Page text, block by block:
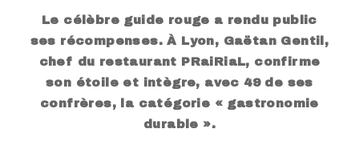
Le célèbre guide rouge a rendu public
ses récompenses. À Lyon, Gaëtan Gentil,
chef du restaurant PRaiRiaL, confirme
son étoile et intègre, avec 49 de ses
confrères, la catégorie « gastronomie
durable ».